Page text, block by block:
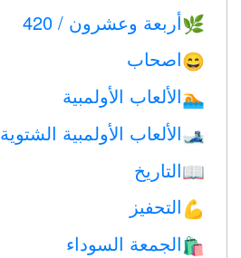
🌿أربعة وعشرون / 420
😄اصحاب
🏊الألعاب الأولمبية
🎿الألعاب الأولمبية الشتوية
📖التاريخ
💪 التحفيز
🛍الجمعة السوداء